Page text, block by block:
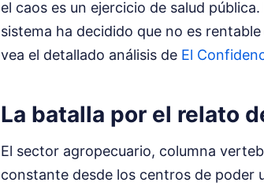
el caos es un ejercicio de salud
sistema ha decidido que no es rentable
vea el detallado análisis de El
La batalla por el relato
El sector agropecuario, columna
constante desde los centros de poder